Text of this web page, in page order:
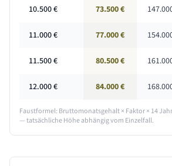
10.500€ 73.500 €
11.000€ 77.000 €
11.500€ 80.500 €
12.000€ 84.000 €
Faustformel: Bruttomonatsgehalt × Faktor × 14
— tatsächliche Höhe abhängig vom Einzelfall.